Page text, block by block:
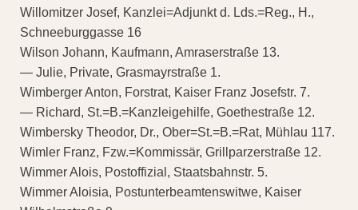
Willomitzer Josef, Kanzlei=Adjunkt d. Lds.=Reg., H.,
Schneeburggasse 16
Wilson Johann, Kaufmann, Amraserstraße 13.
— Julie, Private, Grasmayrstraße 1.
Wimberger Anton, Forstrat, Kaiser Franz Josefstr. 7.
— Richard, St.=B.=Kanzleigehilfe, Goethestraße 12.
Wimbersky Theodor, Dr., Ober=St.=B.=Rat, Mühlau 117.
Wimler Franz, Fzw.=Kommissär, Grillparzerstraße 12.
Wimmer Alois, Postoffizial, Staatsbahnstr. 5.
Wimmer Aloisia, Postunterbeamtenswitwe, Kaiser